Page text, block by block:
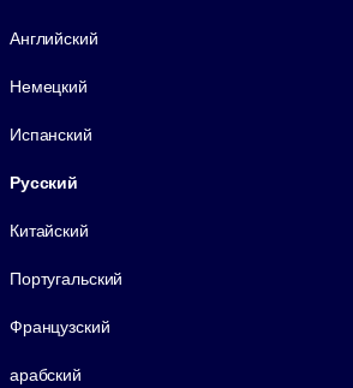
Английский
Немецкий
Испанский
Русский
Китайский
Португальский
Французский
арабский